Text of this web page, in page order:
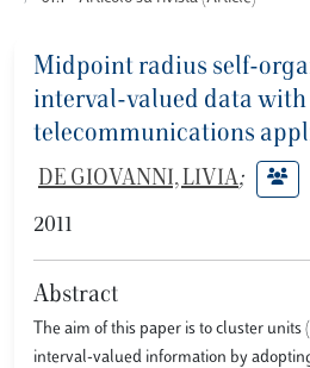
Midpoint radius self-
interval-valued data with
telecommunications
DE GIOVANNI, LIVIA;
2011
Abstract
The aim of this paper is to cluster units
interval-valued information by